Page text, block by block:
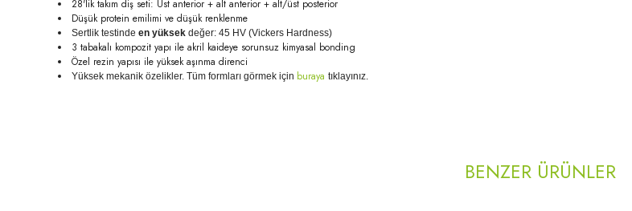
28'lik takım diş seti: Üst anterior + alt anterior + alt/üst posterior
Düşük protein emilimi ve düşük renklenme
Sertlik testinde en yüksek değer: 45 HV (Vickers Hardness)
3 tabakalı kompozit yapı ile akril kaideye sorunsuz kimyasal bonding
Özel rezin yapısı ile yüksek aşınma direnci
Yüksek mekanik özelikler. Tüm formları görmek için buraya tıklayınız.
BENZER ÜRÜNLER